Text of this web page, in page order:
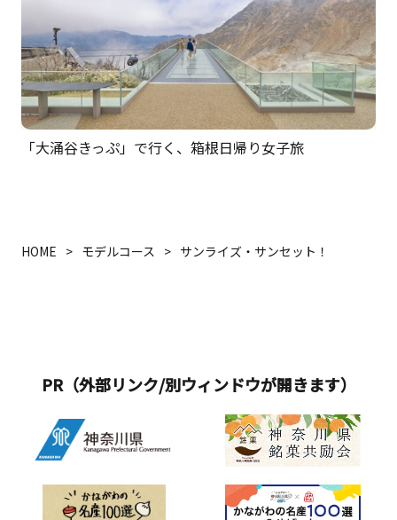
「大涌谷きっぷ」で行く、箱根日帰り女子旅
HOME モデルコース サンライズ・サンセット！ 湘南
PR（外部リンク/別ウィンドウが開きます）